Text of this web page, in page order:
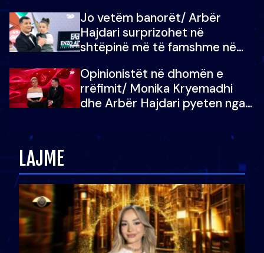
çoja luftën time deri në fund
Jo vetëm banorët/ Arbër
Hajdari surprizohet në
shtëpinë më të famshme në
vajzën e tij
Opinionistët në dhomën e
rrëfimit/ Monika Kryemadhi
dhe Arbër Hajdari pyeten nga
zëvendësonit njëri-tjetrin?
LAJME